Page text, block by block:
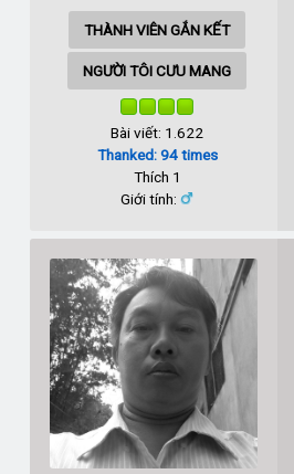
THÀNH VIÊN GẮN KẾT
NGƯỜI TÔI CƯU MANG
Bài viết: 1.622
Thanked: 94 times
Thích 1
Giới tính: